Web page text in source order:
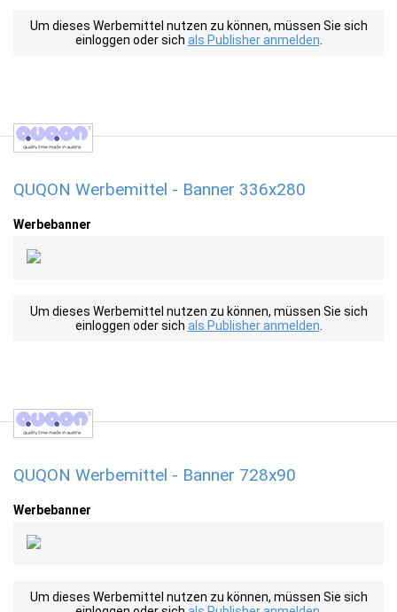
Um dieses Werbemittel nutzen zu können, müssen Sie sich
einloggen oder sich als Publisher anmelden
QUQON Werbemittel - Banner 336x280
Werbebanner
Um dieses Werbemittel nutzen zu können, müssen Sie sich
einloggen oder sich als Publisher anmelden
QUQON Werbemittel - Banner 728x90
Werbebanner
Um dieses Werbemittel nutzen zu können, müssen Sie sich